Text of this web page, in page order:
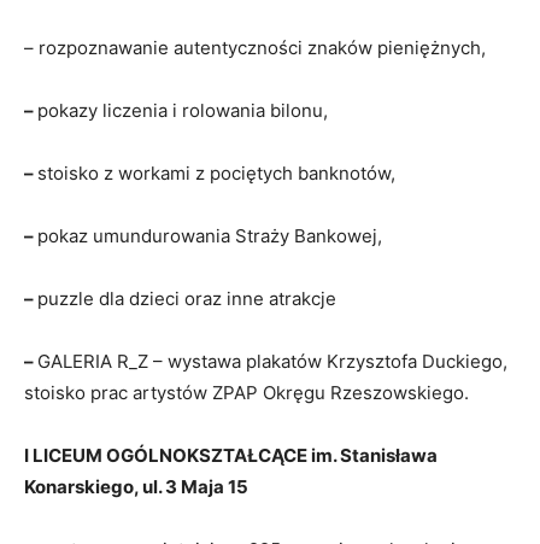
– rozpoznawanie autentyczności znaków pieniężnych,
– pokazy liczenia i rolowania bilonu,
– stoisko z workami z pociętych banknotów,
– pokaz umundurowania Straży Bankowej,
– puzzle dla dzieci oraz inne atrakcje
– GALERIA R_Z – wystawa plakatów Krzysztofa Duckiego,
stoisko prac artystów ZPAP Okręgu Rzeszowskiego.
I LICEUM OGÓLNOKSZTAŁCĄCE im. Stanisława
Konarskiego, ul. 3 Maja 15